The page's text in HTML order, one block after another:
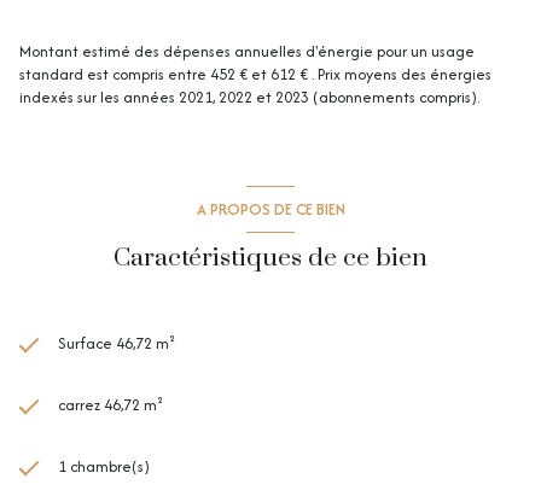
Montant estimé des dépenses annuelles d'énergie pour un usage
standard est compris entre 452 € et 612 € . Prix moyens des énergies
indexés sur les années 2021, 2022 et 2023 (abonnements compris).
A PROPOS DE CE BIEN
Caractéristiques de ce bien
Surface 46,72 m²
carrez 46,72 m²
1 chambre(s)